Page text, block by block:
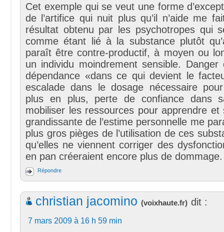
Cet exemple qui se veut une forme
de l’artifice qui nuit plus qu’il n’aide me
résultat obtenu par les psychotropes qui
comme étant lié à la substance plutôt
paraît être contre-productif, à moyen ou
un individu moindrement sensible.
dépendance «dans ce qui devient le
escalade dans le dosage nécessaire
plus en plus, perte de confiance dans
mobiliser les ressources pour apprendre et
grandissante de l’estime personnelle me
plus gros pièges de l’utilisation de ces
qu’elles ne viennent corriger des
en pan créeraient encore plus de dommage.
Répondre
christian jacomino (voixhaute.fr) dit :
7 mars 2009 à 16 h 59 min